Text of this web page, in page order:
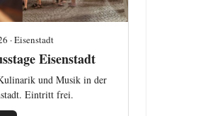
· Eisenstadt
Eisenstadt
und Musik in der
Eintritt frei.